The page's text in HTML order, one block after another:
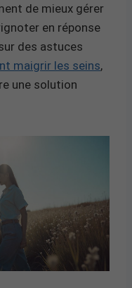
de mieux gérer
en réponse
des astuces
maigrir les seins,
une solution